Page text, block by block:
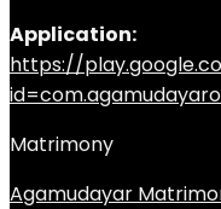
Application:
https://
Matrimony
Agamudayar